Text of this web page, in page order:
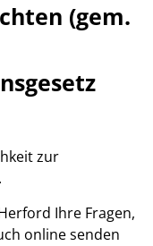
(gem.
zur
Ihre Fragen,
online senden